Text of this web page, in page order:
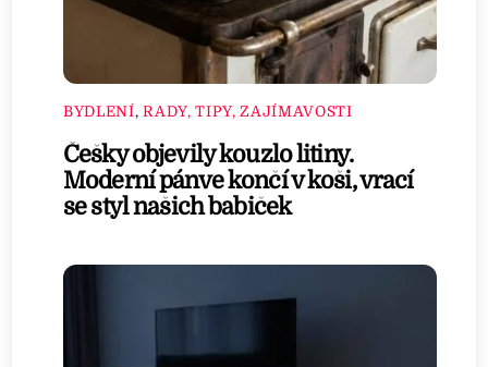
BYDLENÍ,RADY, TIPY, ZAJÍMAVOSTI
Češky objevily kouzlo litiny.
Moderní pánve končí v koši, vrací
se styl našich babiček